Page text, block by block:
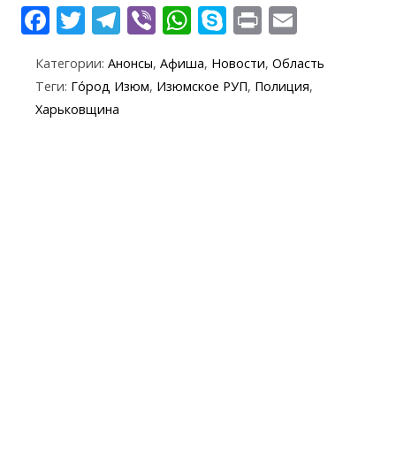
F
e
b
T
itt
er
T
e
Vi
b
er
W
at
S
y
Pr
in
t ai
Категории: Анонсы, Афиша, Новости, Область
Теги: Го́род Изюм, Изюмское РУП, Полиция,
Харьковщина